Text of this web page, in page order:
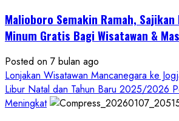
Jobeh
yang
Resmi
Sandang
Status
Kalurahan
Malioboro Semakin Ramah,
Minum Gratis Bagi Wisatawan &
Posted on 7 bulan ago
Lonjakan Wisatawan Mancanegara ke
Libur Natal dan Tahun Baru 2025/2026
Meningkat